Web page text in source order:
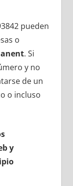
pueden
ο
. Si
у no
dе un
ο incluso
у